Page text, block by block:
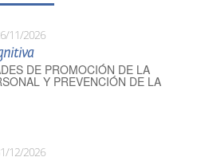
11/2026
DE PROMOCIÓN DE LA
Y PREVENCIÓN DE LA
12/2026